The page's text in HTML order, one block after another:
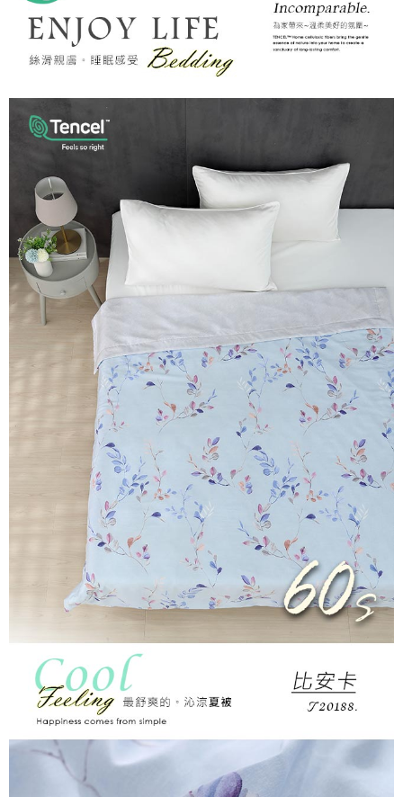
【注意事項】
１．透過由恩沛科技股份有限公司提供之「AFTEE先享後付」服務完成之交
易，需依本服務之必要範圍內提供個人資料，並將交易相關給付款項請求債
https://aftee.tw/terms/#terms3
３．未成年的使用者請事先徵得法定代理人或監護人之同意方可使用
「AFTEE先享後付」，若未經同意申辦者引起之損失，本公司不負相關責
４．使用「AFTEE先享後付」時，將依據個別帳號之用戶狀況，依本公司即
時審查核予不同之上限額度；若仍有額度不足之情形，本公司將視審查結果
請求用戶進行身份認證。
５．嚴禁一人註冊多個帳號或使用他人資訊註冊。若發現惡意使用之情形，
恩沛科技股份有限公司將有權停止該用戶之使用額度並採取法律行動。
宅配
每筆NT$100，滿NT$499(含以上)免運費
每筆NT$100，滿NT$499(含以上)免運費